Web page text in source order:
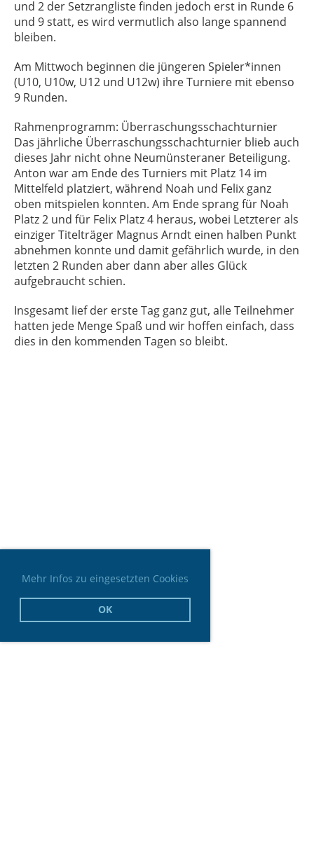
Mehr Infos zu eingesetzten Cookies
OK
und 2 der Setzrangliste finden jedoch erst in Runde 6
und 9 statt, es wird vermutlich also lange spannend
bleiben.
Am Mittwoch beginnen die jüngeren Spieler*innen
(U10, U10w, U12 und U12w) ihre Turniere mit ebenso
9 Runden.
Rahmenprogramm: Überraschungsschachturnier
Das jährliche Überraschungsschachturnier blieb auch
dieses Jahr nicht ohne Neumünsteraner Beteiligung.
Anton war am Ende des Turniers mit Platz 14 im
Mittelfeld platziert, während Noah und Felix ganz
oben mitspielen konnten. Am Ende sprang für Noah
Platz 2 und für Felix Platz 4 heraus, wobei Letzterer als
einziger Titelträger Magnus Arndt einen halben Punkt
abnehmen konnte und damit gefährlich wurde, in den
letzten 2 Runden aber dann aber alles Glück
aufgebraucht schien.
Insgesamt lief der erste Tag ganz gut, alle Teilnehmer
hatten jede Menge Spaß und wir hoffen einfach, dass
dies in den kommenden Tagen so bleibt.